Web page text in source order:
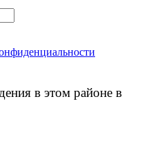
в этом районе в